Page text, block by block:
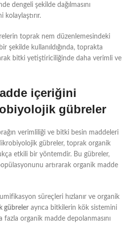
dengeli şekilde dağılmasını
kolaylaştırır.
toprak nem düzenlemesindeki
şekilde kullanıldığında, toprakta
bitki yetiştiriciliğinde daha verimli ve
içeriğini
gübreler
verimliliği ve bitki besin maddeleri
gübreler, toprak organik
etkili bir yöntemdir. Bu gübreler,
artırarak organik madde
süreçleri hızlanır ve organik
gübreler ayrıca bitkilerin kök sistemini
organik madde depolanmasını